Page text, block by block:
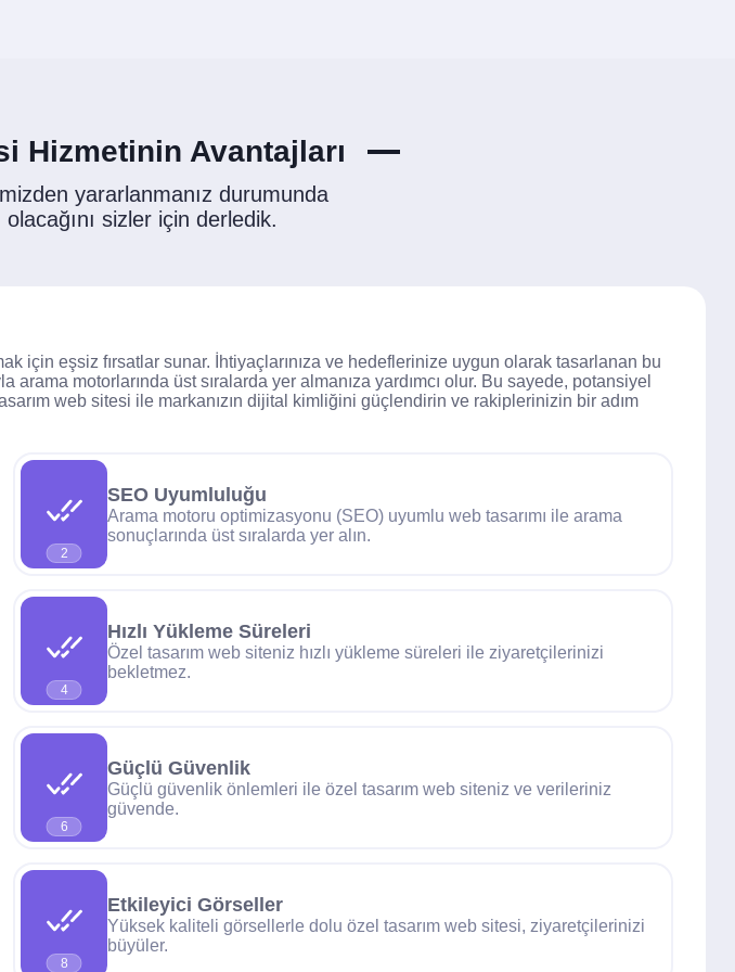
Hizmetinin Avantajları
yararlanmanız durumunda
sizler için derledik.
için eşsiz fırsatlar sunar. İhtiyaçlarınıza ve hedeflerinize uygun olarak tasarlanan bu
motorlarında üst sıralarda yer almanıza yardımcı olur. Bu sayede, potansiyel
web sitesi ile markanızın dijital kimliğini güçlendirin ve rakiplerinizin bir adım
2
SEO Uyumluluğu
Arama motoru optimizasyonu (SEO) uyumlu web tasarımı ile arama
sonuçlarında üst sıralarda yer alın.
4
Hızlı Yükleme Süreleri
Özel tasarım web siteniz hızlı yükleme süreleri ile ziyaretçilerinizi
bekletmez.
6
Güçlü Güvenlik
Güçlü güvenlik önlemleri ile özel tasarım web siteniz ve verileriniz
güvende.
8
Etkileyici Görseller
Yüksek kaliteli görsellerle dolu özel tasarım web sitesi, ziyaretçilerinizi
büyüler.